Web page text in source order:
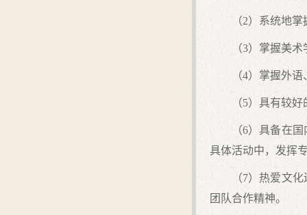
（2）系统地掌
（3）掌握美
（4）掌握外
（5）具有较
（6）具备在
具体活动中，发挥
（7）热爱文
团队合作精神。